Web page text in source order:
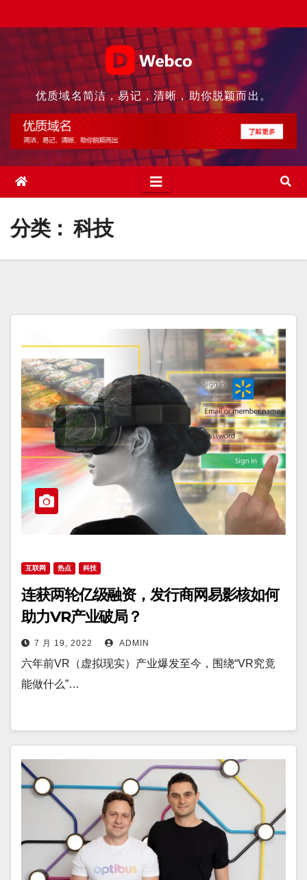
to
content
优质域名简洁，易记，清晰，助你脱颖而出。
分类： 科技
互联网 热点 科技
连获两轮亿级融资，发行商网易影核如何
助力VR产业破局？
7 月 19, 2022 ADMIN
六年前VR（虚拟现实）产业爆发至今，围绕“VR究竟
能做什么”…